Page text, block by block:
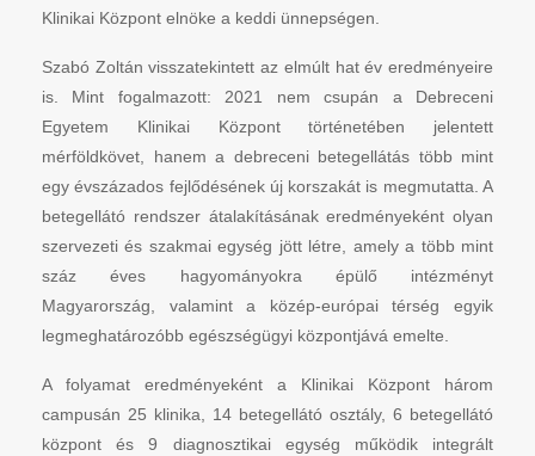
Klinikai Központ elnöke a keddi ünnepségen.
Szabó Zoltán visszatekintett az elmúlt hat év eredményeire
is. Mint fogalmazott: 2021 nem csupán a Debreceni
Egyetem Klinikai Központ történetében jelentett
mérföldkövet, hanem a debreceni betegellátás több mint
egy évszázados fejlődésének új korszakát is megmutatta. A
betegellátó rendszer átalakításának eredményeként olyan
szervezeti és szakmai egység jött létre, amely a több mint
száz éves hagyományokra épülő intézményt
Magyarország, valamint a közép-európai térség egyik
legmeghatározóbb egészségügyi központjává emelte.
A folyamat eredményeként a Klinikai Központ három
campusán 25 klinika, 14 betegellátó osztály, 6 betegellátó
központ és 9 diagnosztikai egység működik integrált